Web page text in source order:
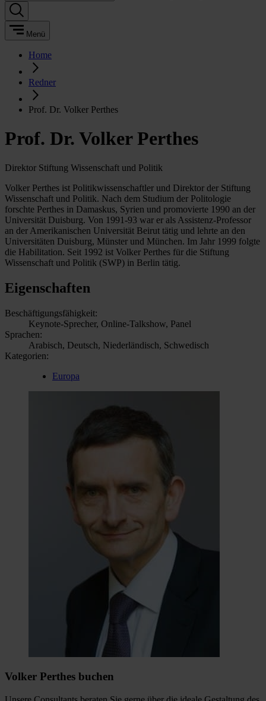
Menü
Home
Redner
Prof. Dr. Volker Perthes
Prof. Dr. Volker Perthes
Direktor Stiftung Wissenschaft und Politik
Volker Perthes ist Politikwissenschaftler und Direktor der Stiftung
Wissenschaft und Politik. Nach dem Studium der Politologie
forschte Perthes in Damaskus, Syrien und promovierte 1990 an der
Universität Duisburg. Von 1991-93 war er als Assistenz-Professor
an der Amerikanischen Universität Beirut tätig und lehrte an den
Universitäten Duisburg, Münster und München. Im Jahr 1999 folgte
die Habilitation. Seit 1992 ist Volker Perthes für die Stiftung
Wissenschaft und Politik (SWP) in Berlin tätig.
Eigenschaften
Beschäftigungsfähigkeit:
Keynote-Sprecher, Online-Talkshow, Panel
Sprachen:
Arabisch, Deutsch, Niederländisch, Schwedisch
Kategorien:
Europa
Volker Perthes buchen